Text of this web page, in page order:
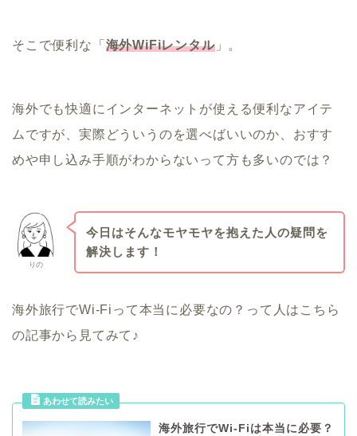
そこで便利な「 海外WiFiレンタル」。
海外でも快適にインターネットが使える便利なアイテ
ムですが、実際どういうのを選べばいいのか、おすす
めや申し込み手順がわからないって方も多いのでは？
りの
今日はそんなモヤモヤを抱えた人の疑問を
解決します！
海外旅行でWi-Fiって本当に必要なの？って人はこちら
の記事から見てみて♪
海外旅行でWi-Fiは本当に必要？